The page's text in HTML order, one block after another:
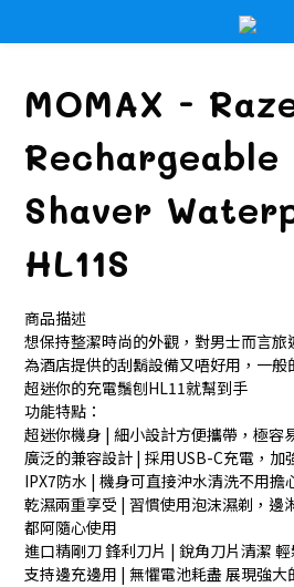
MOMAX -
Shaver
HL11S
商品描述
想保持整潔時尚的外觀，對男士而言
為酒店提供的刮鬍設備又唔好用，一
超迷你的充電鬚刨HL11就幫到手
功能特點：
超迷你機身 | 細小設計方便攜帶，極容
廣泛的兼容設計 | 採用USB-C充電，加
IPX7防水 | 機身可直接沖水清洗不用擔
乾濕兩重享受 | 習慣使用泡沫濕剃，邊
都阿隨心使用
進口精剛刀 鋒利刀片 | 銳角刀片清潔
支持邊充邊用 | 無懼電池耗盡 展現強大